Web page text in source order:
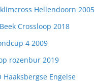
Hellendoorn 2005
Crossloop 2018
4 2009
rozenbur 2019
Haaksbergse Engelse